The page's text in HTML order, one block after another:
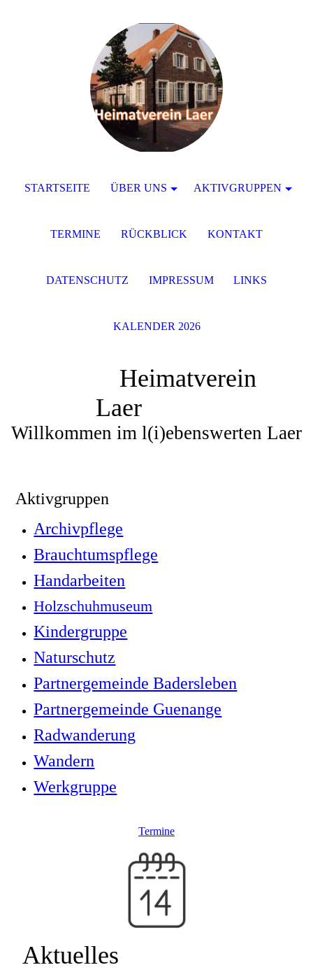
Heimatverein
Laer
Willkommen im l(i)ebenswerten Laer
Aktivgruppen
Archivpflege
Brauchtumspflege
Handarbeiten
Holzschuhmuseum
Kindergruppe
Naturschutz
Partnergemeinde Badersleben
Partnergemeinde Guenange
Radwanderung
Wandern
Werkgruppe
Termine
Aktuelles
STARTSEITE ÜBER UNS AKTIVGRUPPEN
TERMINE RÜCKBLICK KONTAKT
DATENSCHUTZ IMPRESSUM LINKS
KALENDER 2026